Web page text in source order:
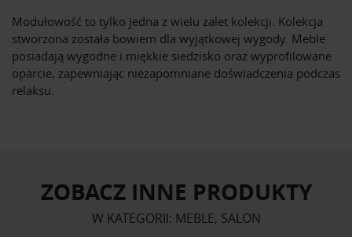
Modułowość to tylko jedna z wielu zalet kolekcji. Kolekcja
stworzona została bowiem dla wyjątkowej wygody. Meble
posiadają wygodne i miękkie siedzisko oraz wyprofilowane
oparcie, zapewniając niezapomniane doświadczenia podczas
relaksu.
ZOBACZ INNE PRODUKTY
W KATEGORII: MEBLE, SALON